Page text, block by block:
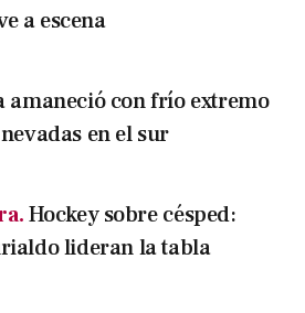
a escena
amaneció con frío extremo
en el sur
Hockey sobre césped:
lideran la tabla